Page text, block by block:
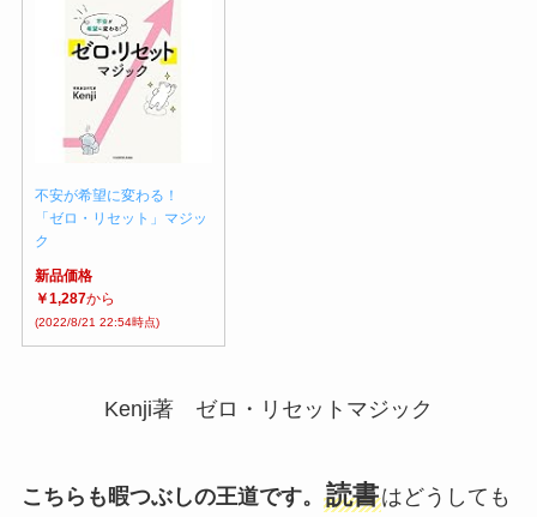
不安が希望に変わる！
「ゼロ・リセット」マジッ
ク
新品価格
￥1,287から
(2022/8/21 22:54時点)
Kenji著 ゼロ・リセットマジック
こちらも暇つぶしの王道です。 読書はどうしても